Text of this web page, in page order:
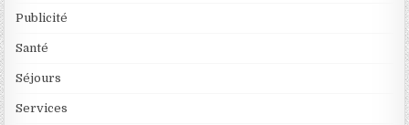
Publicité
Santé
Séjours
Services